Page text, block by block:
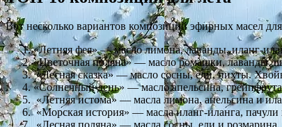
Вот несколько вариантов композиций эфирных масел
«Летняя фея» — масло лимона, лаванды, иланг-
«Цветочная поляна» — масло ромашки, лаванды,
«Лесная сказка» — масло сосны, ели, пихты.
«Солнечный день» — масло апельсина,
«Летняя истома» — масла лимона, апельсина и
«Морская история» — масла иланг-иланга, пачули